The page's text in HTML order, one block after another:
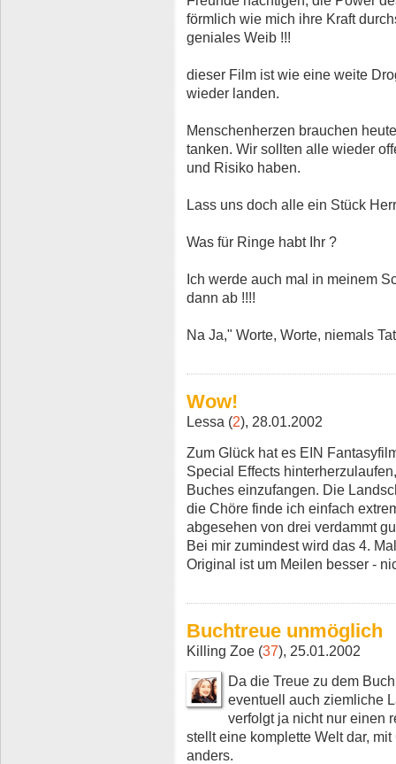
förmlich wie mich ihre Kraft
geniales Weib !!!
dieser Film ist wie eine weite
wieder landen.
Menschenherzen brauchen
tanken. Wir sollten alle wieder
und Risiko haben.
Lass uns doch alle ein Stück
Was für Ringe habt Ihr ?
Ich werde auch mal in meinem
dann ab !!!!
Na Ja," Worte, Worte, niemals
Wow!
Lessa (2), 28.01.2002
Zum Glück hat es EIN
Special Effects
Buches einzufangen. Die
die Chöre finde ich einfach
abgesehen von drei verdammt
Bei mir zumindest wird das 4.
Original ist um Meilen besser -
Buchtreue unmöglich
Killing Zoe (37), 25.01.2002
Da die Treue zu dem
eventuell auch ziemliche
verfolgt ja nicht nur einen
stellt eine komplette Welt dar,
anders.